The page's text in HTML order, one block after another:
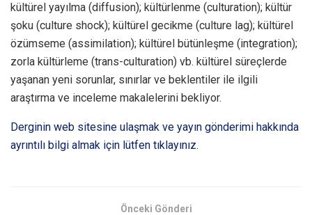
kültürel yayılma (diffusion); kültürlenme (culturation); kültür
şoku (culture shock); kültürel gecikme (culture lag); kültürel
özümseme (assimilation); kültürel bütünleşme (integration);
zorla kültürleme (trans-culturation) vb. kültürel süreçlerde
yaşanan yeni sorunlar, sınırlar ve beklentiler ile ilgili
araştırma ve inceleme makalelerini bekliyor.
Derginin web sitesine ulaşmak ve yayın gönderimi hakkında
ayrıntılı bilgi almak için lütfen tıklayınız.
Önceki Gönderi